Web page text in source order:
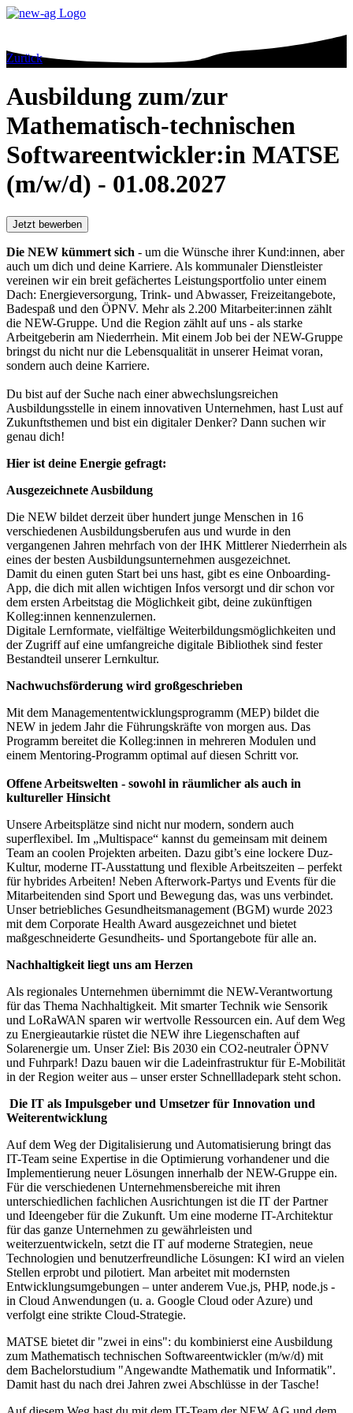
Zurück
Ausbildung zum/zur
Mathematisch-technischen
Softwareentwickler:in MATSE
(m/w/d) - 01.08.2027
Jetzt bewerben
Die NEW kümmert sich - um die Wünsche ihrer Kund:innen, aber
auch um dich und deine Karriere. Als kommunaler Dienstleister
vereinen wir ein breit gefächertes Leistungsportfolio unter einem
Dach: Energieversorgung, Trink- und Abwasser, Freizeitangebote,
Badespaß und den ÖPNV. Mehr als 2.200 Mitarbeiter:innen zählt
die NEW-Gruppe. Und die Region zählt auf uns - als starke
Arbeitgeberin am Niederrhein. Mit einem Job bei der NEW-Gruppe
bringst du nicht nur die Lebensqualität in unserer Heimat voran,
sondern auch deine Karriere.
Du bist auf der Suche nach einer abwechslungsreichen
Ausbildungsstelle in einem innovativen Unternehmen, hast Lust auf
Zukunftsthemen und bist ein digitaler Denker? Dann suchen wir
genau dich!
Hier ist deine Energie gefragt:
Ausgezeichnete Ausbildung
Die NEW bildet derzeit über hundert junge Menschen in 16
verschiedenen Ausbildungsberufen aus und wurde in den
vergangenen Jahren mehrfach von der IHK Mittlerer Niederrhein als
eines der besten Ausbildungsunternehmen ausgezeichnet.
Damit du einen guten Start bei uns hast, gibt es eine Onboarding-
App, die dich mit allen wichtigen Infos versorgt und dir schon vor
dem ersten Arbeitstag die Möglichkeit gibt, deine zukünftigen
Kolleg:innen kennenzulernen.
Digitale Lernformate, vielfältige Weiterbildungsmöglichkeiten und
der Zugriff auf eine umfangreiche digitale Bibliothek sind fester
Bestandteil unserer Lernkultur.
Nachwuchsförderung wird großgeschrieben
Mit dem Managemententwicklungsprogramm (MEP) bildet die
NEW in jedem Jahr die Führungskräfte von morgen aus. Das
Programm bereitet die Kolleg:innen in mehreren Modulen und
einem Mentoring-Programm optimal auf diesen Schritt vor.
Offene Arbeitswelten - sowohl in räumlicher als auch in
kultureller Hinsicht
Unsere Arbeitsplätze sind nicht nur modern, sondern auch
superflexibel. Im „Multispace“ kannst du gemeinsam mit deinem
Team an coolen Projekten arbeiten. Dazu gibt’s eine lockere Duz-
Kultur, moderne IT-Ausstattung und flexible Arbeitszeiten – perfekt
für hybrides Arbeiten! Neben Afterwork-Partys und Events für die
Mitarbeitenden sind Sport und Bewegung das, was uns verbindet.
Unser betriebliches Gesundheitsmanagement (BGM) wurde 2023
mit dem Corporate Health Award ausgezeichnet und bietet
maßgeschneiderte Gesundheits- und Sportangebote für alle an.
Nachhaltigkeit liegt uns am Herzen
Als regionales Unternehmen übernimmt die NEW-Verantwortung
für das Thema Nachhaltigkeit. Mit smarter Technik wie Sensorik
und LoRaWAN sparen wir wertvolle Ressourcen ein. Auf dem Weg
zu Energieautarkie rüstet die NEW ihre Liegenschaften auf
Solarenergie um. Unser Ziel: Bis 2030 ein CO2-neutraler ÖPNV
und Fuhrpark! Dazu bauen wir die Ladeinfrastruktur für E-Mobilität
in der Region weiter aus – unser erster Schnellladepark steht schon.
Die IT als Impulsgeber und Umsetzer für Innovation und
Weiterentwicklung
Auf dem Weg der Digitalisierung und Automatisierung bringt das
IT-Team seine Expertise in die Optimierung vorhandener und die
Implementierung neuer Lösungen innerhalb der NEW-Gruppe ein.
Für die verschiedenen Unternehmensbereiche mit ihren
unterschiedlichen fachlichen Ausrichtungen ist die IT der Partner
und Ideengeber für die Zukunft. Um eine moderne IT-Architektur
für das ganze Unternehmen zu gewährleisten und
weiterzuentwickeln, setzt die IT auf moderne Strategien, neue
Technologien und benutzerfreundliche Lösungen: KI wird an vielen
Stellen erprobt und pilotiert. Man arbeitet mit modernsten
Entwicklungsumgebungen – unter anderem Vue.js, PHP, node.js -
in Cloud Anwendungen (u. a. Google Cloud oder Azure) und
verfolgt eine strikte Cloud-Strategie.
MATSE bietet dir "zwei in eins": du kombinierst eine Ausbildung
zum Mathematisch technischen Softwareentwickler (m/w/d) mit
dem Bachelorstudium "Angewandte Mathematik und Informatik".
Damit hast du nach drei Jahren zwei Abschlüsse in der Tasche!